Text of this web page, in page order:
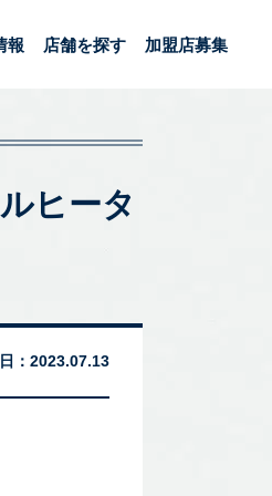
報 店舗を探す 加盟店募集
ヒータ
： 2023.07.13